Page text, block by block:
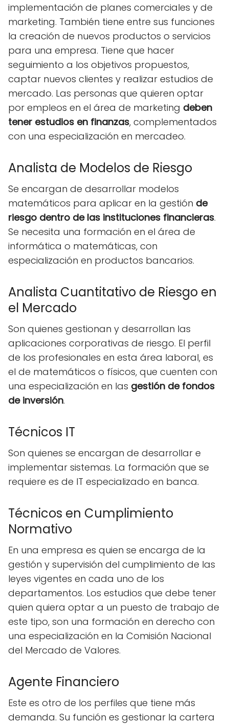
implementación de planes comerciales y de
marketing. También tiene entre sus funciones
la creación de nuevos productos o servicios
para una empresa. Tiene que hacer
seguimiento a los objetivos propuestos,
captar nuevos clientes y realizar estudios de
mercado. Las personas que quieren optar
por empleos en el área de marketing deben
tener estudios en finanzas, complementados
con una especialización en mercadeo.
Analista de Modelos de Riesgo
Se encargan de desarrollar modelos
matemáticos para aplicar en la gestión de
riesgo dentro de las instituciones financieras.
Se necesita una formación en el área de
informática o matemáticas, con
especialización en productos bancarios.
Analista Cuantitativo de Riesgo en
el Mercado
Son quienes gestionan y desarrollan las
aplicaciones corporativas de riesgo. El perfil
de los profesionales en esta área laboral, es
el de matemáticos o físicos, que cuenten con
una especialización en las gestión de fondos
de inversión.
Técnicos IT
Son quienes se encargan de desarrollar e
implementar sistemas. La formación que se
requiere es de IT especializado en banca.
Técnicos en Cumplimiento
Normativo
En una empresa es quien se encarga de la
gestión y supervisión del cumplimiento de las
leyes vigentes en cada uno de los
departamentos. Los estudios que debe tener
quien quiera optar a un puesto de trabajo de
este tipo, son una formación en derecho con
una especialización en la Comisión Nacional
del Mercado de Valores.
Agente Financiero
Este es otro de los perfiles que tiene más
demanda. Su función es gestionar la cartera